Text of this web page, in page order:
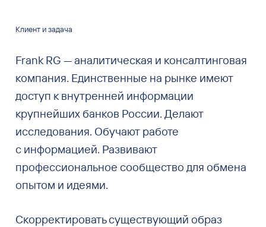
Клиент и задача
Frank RG — аналитическая и консалтинговая
компания. Единственные на рынке имеют
доступ к внутренней информации
крупнейших банков России. Делают
исследования. Обучают работе
с информацией. Развивают
профессиональное сообщество для обмена
опытом и идеями.
Скорректировать существующий образ